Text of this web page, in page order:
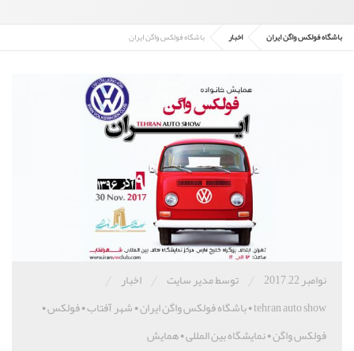
باشگاه فولکس واگن ایران اخبار باشگاه فولکس واگن ایران
نوامبر 22, 2017 توسط مدیر سایت اخبار
tehran auto show
•باشگاه فولکس واگن ایران•شهر آفتاب•فولکس•
فولکس واگن•نمایشگاه بین المللی•همایش